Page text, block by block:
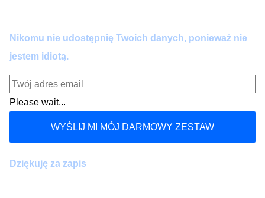
Nikomu nie udostępnię Twoich danych, ponieważ nie
jestem idiotą.
Please wait...
WYŚLIJ MI MÓJ DARMOWY ZESTAW
Dziękuję za zapis